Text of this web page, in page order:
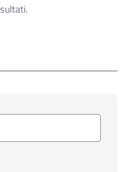
ulteriori
a valere sul
60 del
2023-2027